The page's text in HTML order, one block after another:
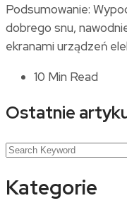
Podsumowanie:
dobrego snu,
ekranami urządzeń
10 Min Read
Ostatnie
Kategorie